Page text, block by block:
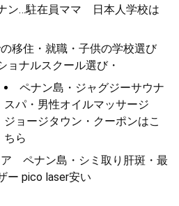
ン…駐在員ママ 日本人学校は
移住・就職・子供の学校選び
ョナルスクール選び・
ペナン島・ジャグジーサウナ
スパ・男性オイルマッサージ
ジョージタウン・クーポンはこ
ちら
ペナン島・シミ取り肝斑・最
ー pico laser安い